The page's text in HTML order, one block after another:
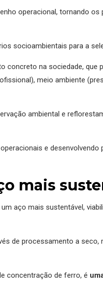
operacional, tornando
socioambientais para a
na sociedade, que
meio ambiente
ambiental e
e
mais
aço mais sustentável,
de processamento a
concentração de ferro, é